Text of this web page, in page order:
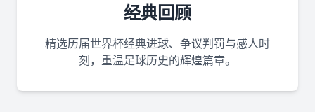
经典回顾
精选历届世界杯经典进球、争议判罚与感人时
刻，重温足球历史的辉煌篇章。